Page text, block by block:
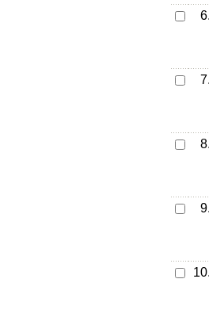
6.
7.
8.
9.
10.